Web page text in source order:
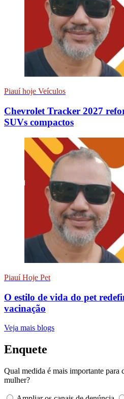
Piauí hoje Veículos
Chevrolet Tracker 2027
SUVs compactos
Piauí Hoje Pet
O estilo de vida do pet
vacinação
Veja mais blogs
Enquete
Qual medida é mais importante para
mulher?